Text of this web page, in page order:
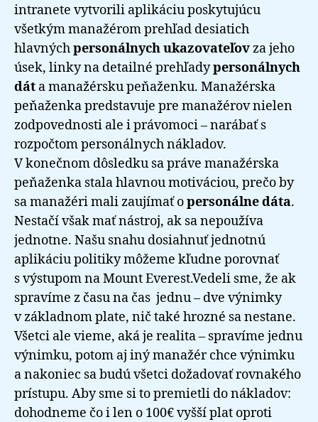
intranete vytvorili aplikáciu poskytujúcu
všetkým manažérom prehľad desiatich
hlavnýchpersonálnych ukazovateľovza jeho
úsek, linky na detailné prehľadypersonálnych
dát a manažérsku peňaženku. Manažérska
peňaženka predstavuje pre manažérov nielen
zodpovednosti ale i právomoci – narábať s
rozpočtom personálnych nákladov.
V konečnom dôsledku sa práve manažérska
peňaženka stala hlavnou motiváciou, prečo by
sa manažéri mali zaujímať opersonálne dáta.
Nestačí však mať nástroj, ak sa nepoužíva
jednotne. Našu snahu dosiahnuť jednotnú
aplikáciu politiky môžeme kľudne porovnať
s výstupom na Mount Everest.Vedeli sme, že ak
spravíme z času na čas jednu – dve výnimky
v základnom plate, nič také hrozné sa nestane.
Všetci ale vieme, aká je realita – spravíme jednu
výnimku, potom aj iný manažér chce výnimku
a nakoniec sa budú všetci dožadovať rovnakého
prístupu. Aby sme si to premietli do nákladov:
dohodneme čo i len o 100€ vyšší plat oproti